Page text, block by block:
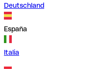
Deutschland
España
Italia